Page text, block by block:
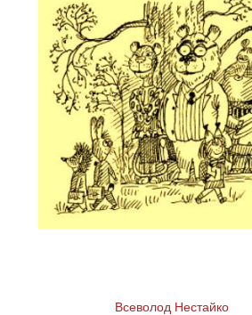
Всеволод Нестайко